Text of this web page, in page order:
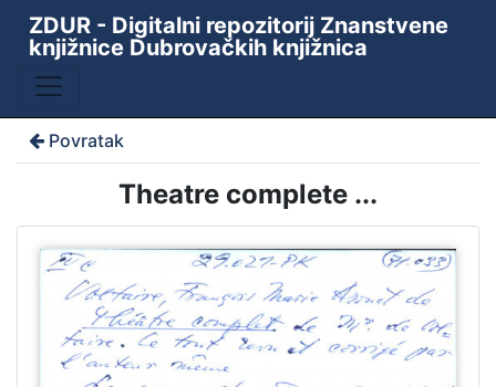
ZDUR - Digitalni repozitorij Znanstvene
knjižnice Dubrovačkih knjižnica
Povratak
Theatre complete ...